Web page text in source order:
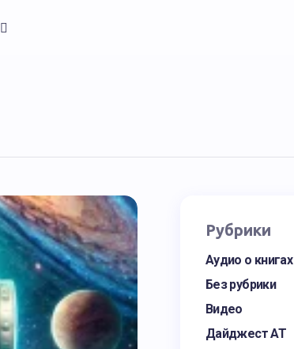
Рубрики
Аудио о книгах
Без рубрики
Видео
Дайджест АТ